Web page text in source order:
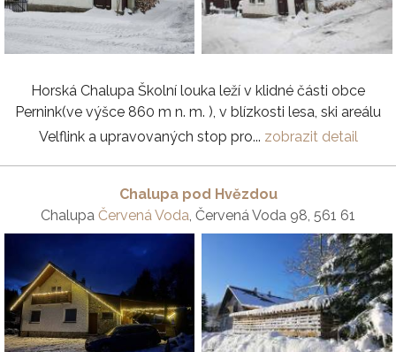
Horská Chalupa Školní louka leží v klidné části obce
Pernink(ve výšce 860 m n. m. ), v blízkosti lesa, ski areálu
Velflink a upravovaných stop pro... zobrazit detail
Chalupa pod Hvězdou
Chalupa Červená Voda, Červená Voda 98, 561 61